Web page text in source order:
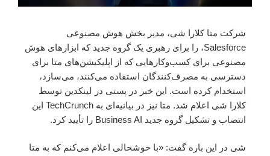
شرکت متا کلارا شی، مدیر بخش هوش مصنوعی
Salesforce، را برای رهبری یک گروه جدید که ابزارهای هوش
مصنوعی برای کسب‌وکارهایی که از اپلیکیشن‌های متا برای
دسترسی به مصرف‌کنندگان استفاده می‌کنند، می‌سازد،
استخدام کرده است. این خبر در پستی در لینکدین توسط
کلارا شی اعلام شد. متا نیز در بیانیه‌ای به TechCrunch این
انتصاب و تشکیل گروه جدید Business AI را تأیید کرد.
شی در این باره گفت: «با خوشحالی اعلام می‌کنم که به متا